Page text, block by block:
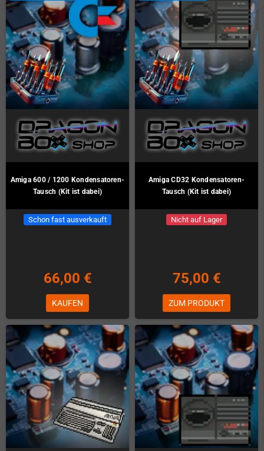
Amiga 600 / 1200 Kondensatoren-
Tausch (Kit ist dabei)
Schon fast ausverkauft
66,00 €
KAUFEN
Amiga CD32 Kondensatoren-
Tausch (Kit ist dabei)
Nicht auf Lager
75,00 €
ZUM PRODUKT